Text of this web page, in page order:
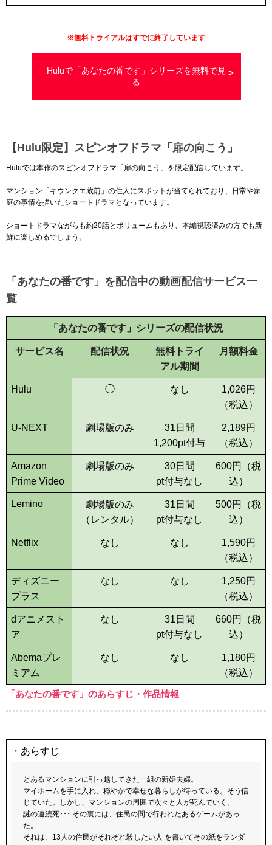
※無料トライアルはすでに終了しています
Huluで「あなたの番です」シリーズを無料で見
る
【Hulu限定】スピンオフドラマ「扉の向こう」
Huluでは本作のスピンオフドラマ「扉の向こう」を限定配信しています。
マンション「キウンクエ蔵前」の住人にスポットが当てられており、日常や家
庭の事情を描いたショートドラマとなっています。
ショートドラマながらも約20話とボリュームもあり、本編視聴済みの方でも新
鮮に楽しめるでしょう。
「あなたの番です」を配信中の動画配信サービス一
覧
「あなたの番です」シリーズの配信状況
サービス名 配信状況
無料トライ
アル期間
月額料金
Hulu ◯ なし 1,026円
（税込）
U-NEXT 劇場版のみ
31日間
1,200pt付与
2,189円
（税込）
Amazon
Prime Video
劇場版のみ
30日間
pt付与なし
600円（税
込）
Lemino
劇場版のみ
（レンタル）
31日間
pt付与なし
500円（税
込）
Netflix なし なし 1,590円
（税込）
ディズニー
プラス
なし なし 1,250円
（税込）
dアニメスト
ア
なし
31日間
pt付与なし
660円（税
込）
Abemaプレ
ミアム
なし なし 1,180円
（税込）
「あなたの番です」のあらすじ・作品情報
・あらすじ
とあるマンションに引っ越してきた一組の新婚夫婦。
マイホームを手に入れ、穏やかで幸せな暮らしが待っている。そう信
じていた。しかし、マンションの周囲で次々と人が死んでいく。
謎の連続死･･･ その裏には、住民の間で行われたあるゲームがあっ
た。
それは、13人の住民がそれぞれ殺したい人 を書いてその紙をランダ